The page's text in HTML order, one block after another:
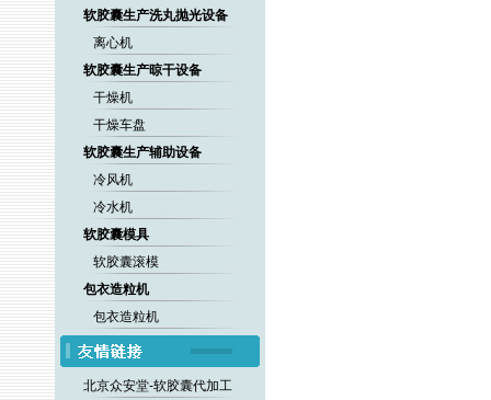
软胶囊生产洗丸抛光设备
离心机
软胶囊生产晾干设备
干燥机
干燥车盘
软胶囊生产辅助设备
冷风机
冷水机
软胶囊模具
软胶囊滚模
包衣造粒机
包衣造粒机
北京众安堂-软胶囊代加工